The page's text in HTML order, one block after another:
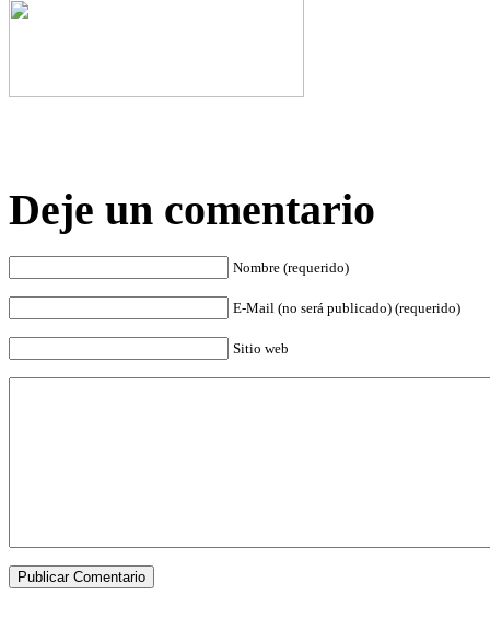
Deje un comentario
Nombre (requerido)
E-Mail (no será publicado) (requerido)
Sitio web